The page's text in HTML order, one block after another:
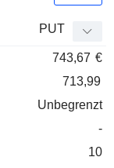
Elastizität
PUT
743,67 €
713,99
Unbegrenzt
-
10